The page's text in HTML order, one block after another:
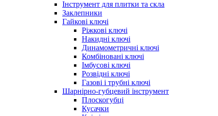
Інструмент для плитки та скла
Заклепники
Гайкові ключі
Ріжкові ключі
Накидні ключі
Динамометричні ключі
Комбіновані ключі
Імбусові ключі
Розвідні ключі
Газові і трубні ключі
Шарнірно-губцевий інструмент
Плоскогубцi
Кусачки